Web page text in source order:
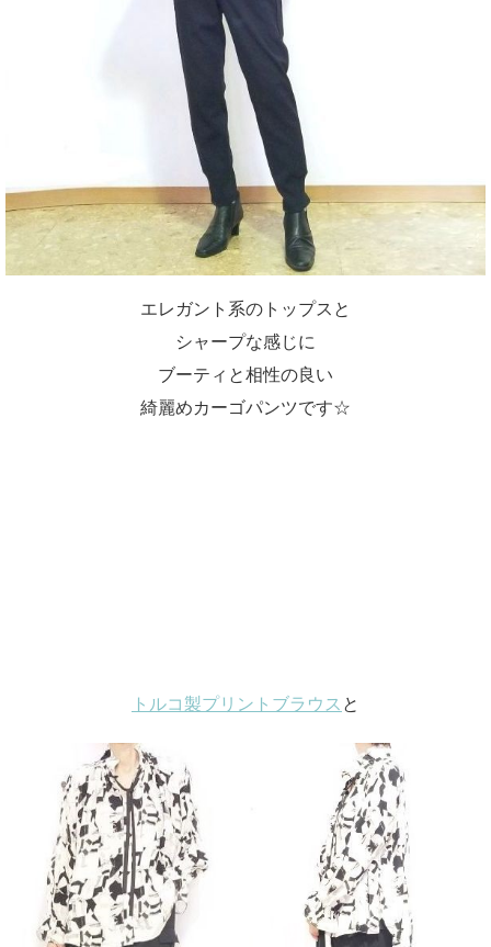
エレガント系のトップスと
シャープな感じに
ブーティと相性の良い
綺麗めカーゴパンツです☆
トルコ製プリントブラウス と